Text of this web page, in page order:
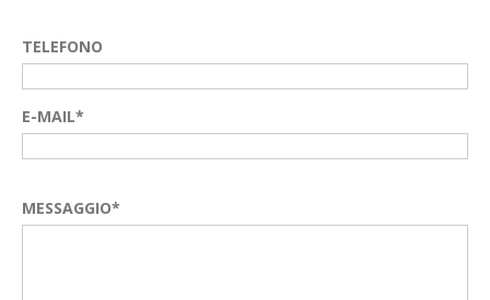
TELEFONO
E-MAIL*
MESSAGGIO*